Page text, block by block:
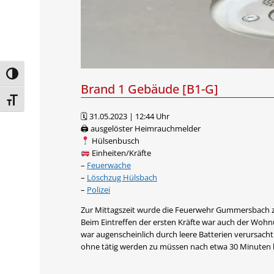
Umschalten auf hohe Kontraste
Schrift vergrößern
Brand 1 Gebäude [B1-G]
🗓 31.05.2023 | 12:44 Uhr
🖨 ausgelöster Heimrauchmelder
Hülsenbusch
Einheiten/Kräfte
– Feuerwache
– Löschzug Hülsbach
– Polizei
Zur Mittagszeit wurde die Feuerwehr
Beim Eintreffen der ersten Kräfte war auch der
war augenscheinlich durch leere Batterien
ohne tätig werden zu müssen nach etwa 30